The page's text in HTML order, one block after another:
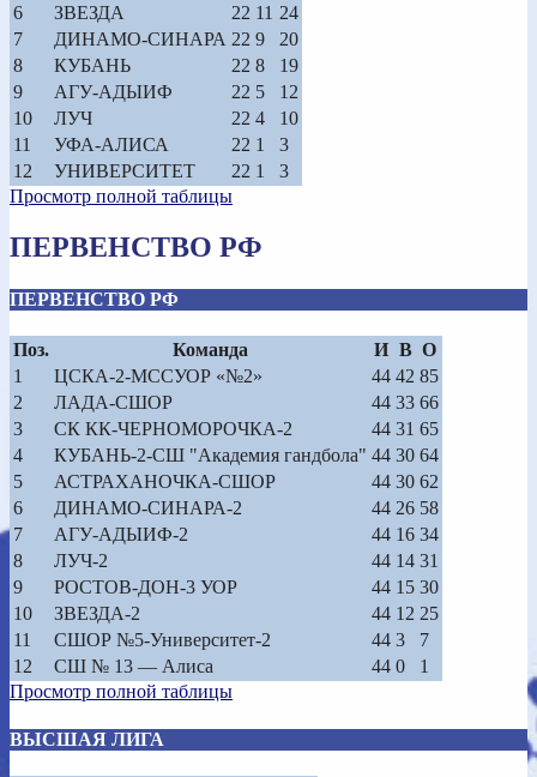
6
ЗВЕЗДА 22 11 24
7
ДИНАМО-СИНАРА 22 9
20
8
КУБАНЬ 22 8
19
9
АГУ-АДЫИФ 22 5
12
10
ЛУЧ 22 4
10
11
УФА-АЛИСА 22 1
3
12
УНИВЕРСИТЕТ 22 1
3
Просмотр полной таблицы
ПЕРВЕНСТВО РФ
ПЕРВЕНСТВО РФ
Поз. Команда И В О
1
ЦСКА-2-МССУОР «№2» 44 42 85
2
ЛАДА-СШОР 44 33 66
3
СК КК-ЧЕРНОМОРОЧКА-2 44 31 65
4
КУБАНЬ-2-СШ "Академия гандбола" 44 30 64
5
АСТРАХАНОЧКА-СШОР 44 30 62
6
ДИНАМО-СИНАРА-2 44 26 58
7
АГУ-АДЫИФ-2 44 16 34
8
ЛУЧ-2 44 14 31
9
РОСТОВ-ДОН-3 УОР 44 15 30
10
ЗВЕЗДА-2 44 12 25
11
СШОР №5-Университет-2 44 3
7
12
СШ № 13 — Алиса 44 0
1
Просмотр полной таблицы
ВЫСШАЯ ЛИГА